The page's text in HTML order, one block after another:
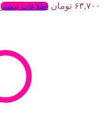
۶۳,۷۰۰ تومان اطلاعات بیشتر